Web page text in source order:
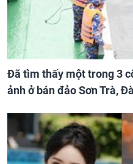
Đã tìm thấy một trong 3
ảnh ở bán đảo Sơn Trà,